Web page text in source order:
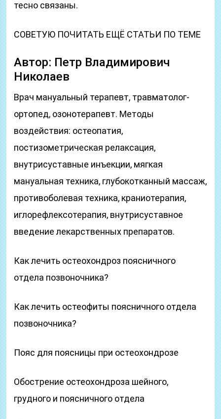
тесно связаны.
СОВЕТУЮ ПОЧИТАТЬ ЕЩЁ СТАТЬИ ПО ТЕМЕ
Автор: Петр Владимирович
Николаев
Врач мануальный терапевт, травматолог-
ортопед, озонотерапевт. Методы
воздействия: остеопатия,
постизометрическая релаксация,
внутрисуставные инъекции, мягкая
мануальная техника, глубокотканный массаж,
противоболевая техника, краниотерапия,
иглорефлексотерапия, внутрисуставное
введение лекарственных препаратов.
Как лечить остеохондроз поясничного
отдела позвоночника?
Как лечить остеофиты поясничного отдела
позвоночника?
Пояс для поясницы при остеохондрозе
Обострение остеохондроза шейного,
грудного и поясничного отдела